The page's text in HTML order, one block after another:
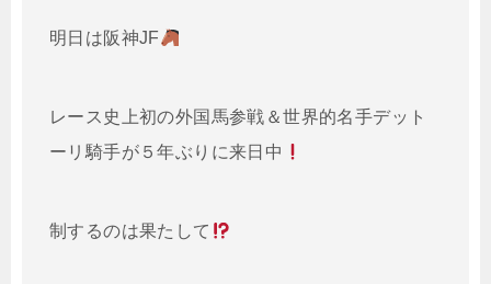
明日は阪神JF
レース史上初の外国馬参戦＆世界的名手デット
ーリ騎手が５年ぶりに来日中
制するのは果たして